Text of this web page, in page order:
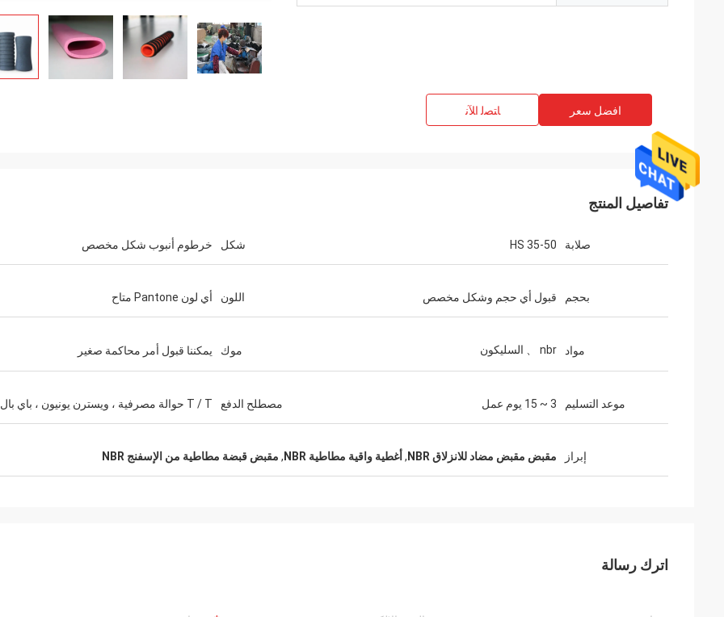
افضل سعر ﺎﺘﺼﻟ ﺍﻶﻧ
تفاصيل المنتج
صلابة 35-50 HS شكل خرطوم أنبوب شكل مخصص
بحجم قبول أي حجم وشكل مخصص اللون أي لون Pantone متاح
مواد nbr 、 السليكون موك يمكننا قبول أمر محاكمة صغير
موعد التسليم 3 ~ 15 يوم عمل مصطلح الدفع T / T حوالة مصرفية ، ويسترن يونيون ، باي بال
إبراز مقبض مقبض مضاد للانزلاق NBR , أغطية واقية مطاطية NBR , مقبض قبضة مطاطية من الإسفنج NBR
اترك رسالة